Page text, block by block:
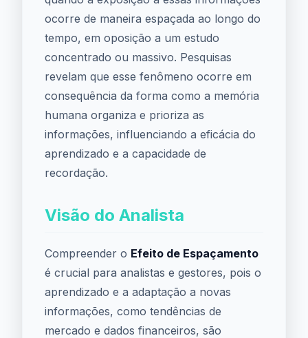
ocorre de maneira espaçada ao longo do
tempo, em oposição a um estudo
concentrado ou massivo. Pesquisas
revelam que esse fenômeno ocorre em
consequência da forma como a memória
humana organiza e prioriza as
informações, influenciando a eficácia do
aprendizado e a capacidade de
recordação.
Visão do Analista
Compreender o Efeito de Espaçamento
é crucial para analistas e gestores, pois o
aprendizado e a adaptação a novas
informações, como tendências de
mercado e dados financeiros, são